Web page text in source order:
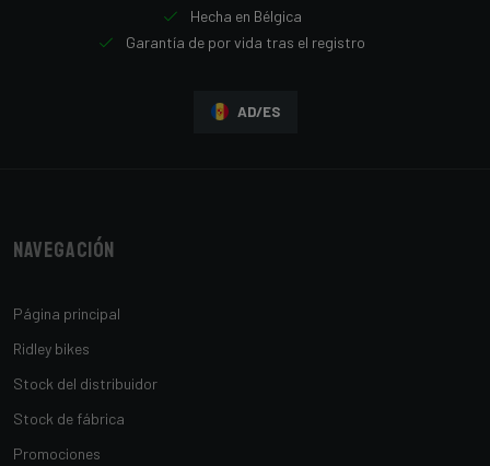
Hecha en Bélgica
Garantía de por vida tras el registro
AD/ES
Navegación
Página principal
Ridley bikes
Stock del distribuidor
Stock de fábrica
Promociones